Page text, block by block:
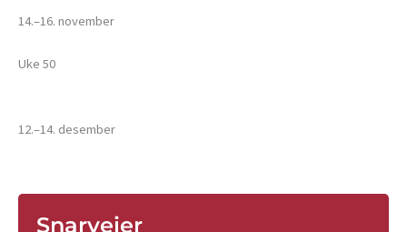
14.–16. november
Uke 50
12.–14. desember
Snarveier